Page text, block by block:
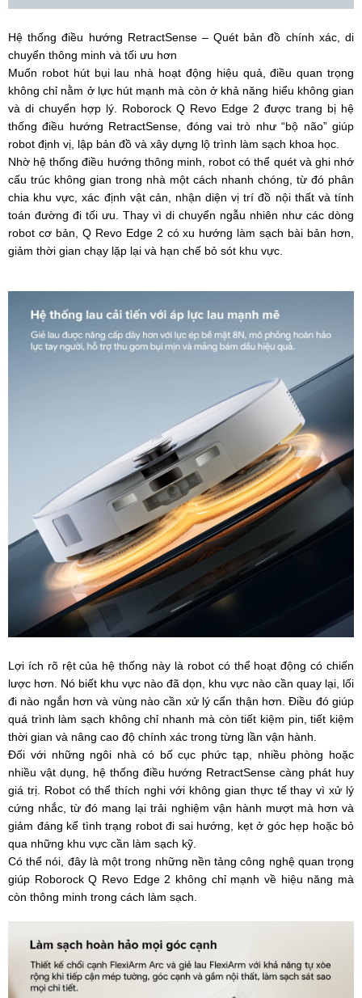
Hệ thống điều hướng RetractSense – Quét bản đồ chính xác, di
chuyển thông minh và tối ưu hơn
Muốn robot hút bụi lau nhà hoạt động hiệu quả, điều quan trọng
không chỉ nằm ở lực hút mạnh mà còn ở khả năng hiểu không gian
và di chuyển hợp lý. Roborock Q Revo Edge 2 được trang bị hệ
thống điều hướng RetractSense, đóng vai trò như “bộ não” giúp
robot định vị, lập bản đồ và xây dựng lộ trình làm sạch khoa học.
Nhờ hệ thống điều hướng thông minh, robot có thể quét và ghi nhớ
cấu trúc không gian trong nhà một cách nhanh chóng, từ đó phân
chia khu vực, xác định vật cản, nhận diện vị trí đồ nội thất và tính
toán đường đi tối ưu. Thay vì di chuyển ngẫu nhiên như các dòng
robot cơ bản, Q Revo Edge 2 có xu hướng làm sạch bài bản hơn,
giảm thời gian chạy lặp lại và hạn chế bỏ sót khu vực.
Lợi ích rõ rệt của hệ thống này là robot có thể hoạt động có chiến
lược hơn. Nó biết khu vực nào đã dọn, khu vực nào cần quay lại, lối
đi nào ngắn hơn và vùng nào cần xử lý cẩn thận hơn. Điều đó giúp
quá trình làm sạch không chỉ nhanh mà còn tiết kiệm pin, tiết kiệm
thời gian và nâng cao độ chính xác trong từng lần vận hành.
Đối với những ngôi nhà có bố cục phức tạp, nhiều phòng hoặc
nhiều vật dụng, hệ thống điều hướng RetractSense càng phát huy
giá trị. Robot có thể thích nghi với không gian thực tế thay vì xử lý
cứng nhắc, từ đó mang lại trải nghiệm vận hành mượt mà hơn và
giảm đáng kể tình trạng robot đi sai hướng, kẹt ở góc hẹp hoặc bỏ
qua những khu vực cần làm sạch kỹ.
Có thể nói, đây là một trong những nền tảng công nghệ quan trọng
giúp Roborock Q Revo Edge 2 không chỉ mạnh về hiệu năng mà
còn thông minh trong cách làm sạch.